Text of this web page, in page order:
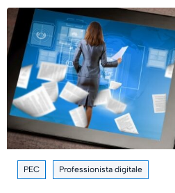
PEC Professionista digitale